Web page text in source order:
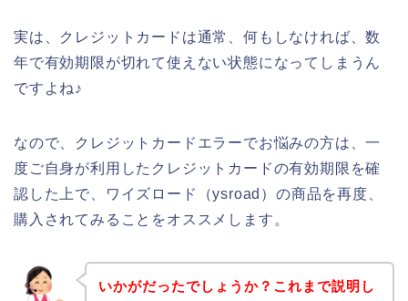
実は、クレジットカードは通常、何もしなければ、数
年で有効期限が切れて使えない状態になってしまうん
ですよね♪
なので、クレジットカードエラーでお悩みの方は、一
度ご自身が利用したクレジットカードの有効期限を確
認した上で、ワイズロード（ysroad）の商品を再度、
購入されてみることをオススメします。
いかがだったでしょうか？これまで説明し